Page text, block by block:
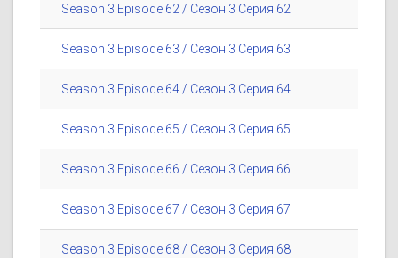
Season 3 Episode 62 / Сезон 3 Серия 62
Season 3 Episode 63 / Сезон 3 Серия 63
Season 3 Episode 64 / Сезон 3 Серия 64
Season 3 Episode 65 / Сезон 3 Серия 65
Season 3 Episode 66 / Сезон 3 Серия 66
Season 3 Episode 67 / Сезон 3 Серия 67
Season 3 Episode 68 / Сезон 3 Серия 68